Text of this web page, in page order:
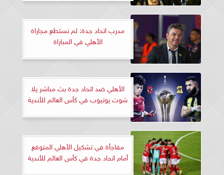
مدرب اتحاد جدة: لم نستطع مجاراة
الأهلي في المباراة
الأهلي ضد اتحاد جدة بث مباشر يلا
شوت يوتيوب في كأس العالم للأندية
مفاجأة في تشكيل الأهلي المتوقع
أمام اتحاد جدة في كأس العالم للأندية